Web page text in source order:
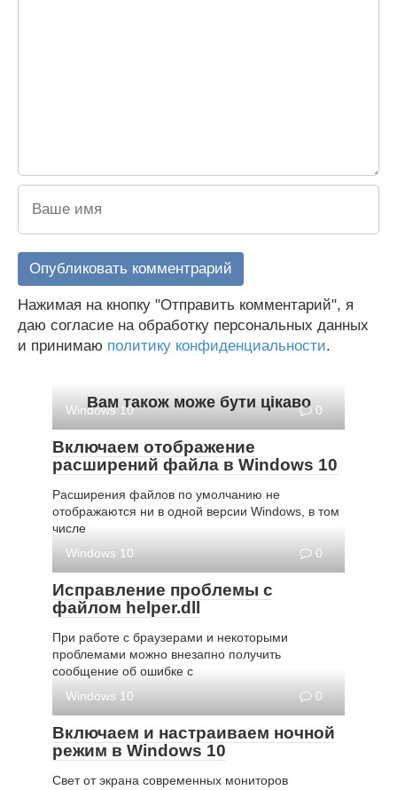
Нажимая на кнопку "Отправить комментарий", я
даю согласие на обработку персональных данных
и принимаю политику конфиденциальности.
Вам також може бути цікаво
Windows 10 0
Включаем отображение
расширений файла в Windows 10
Расширения файлов по умолчанию не
отображаются ни в одной версии Windows, в том
числе
Windows 10
0
Исправление проблемы с
файлом helper.dll
При работе с браузерами и некоторыми
проблемами можно внезапно получить
сообщение об ошибке с
Windows 10
0
Включаем и настраиваем ночной
режим в Windows 10
Свет от экрана современных мониторов